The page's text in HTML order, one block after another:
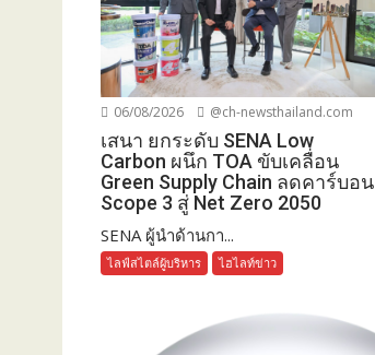
06/08/2026 @ch-newsthailand.com
เสนา ยกระดับ SENA Low
Carbon ผนึก TOA ขับเคลื่อน
Green Supply Chain ลดคาร์บอน
Scope 3 สู่ Net Zero 2050
SENA ผู้นำด้านกา...
ไลฟ์สไตล์ผู้บริหาร ไฮไลท์ข่าว